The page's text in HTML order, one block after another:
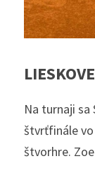
Na turnaji sa
štvrťfinále
štvorhre.